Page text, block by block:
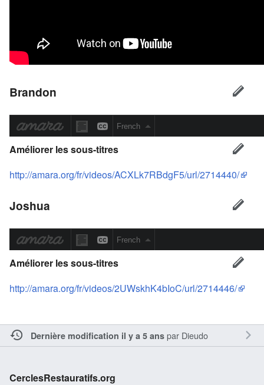
Brandon
Améliorer les sous-titres
http://amara.org/fr/videos/ACXLk7RBdgF5/url/2714440/
Joshua
Améliorer les sous-titres
http://amara.org/fr/videos/2UWskhK4bIoC/url/2714446/
Dernière modification il y a 5 anspar Dieudo
CerclesRestauratifs.org